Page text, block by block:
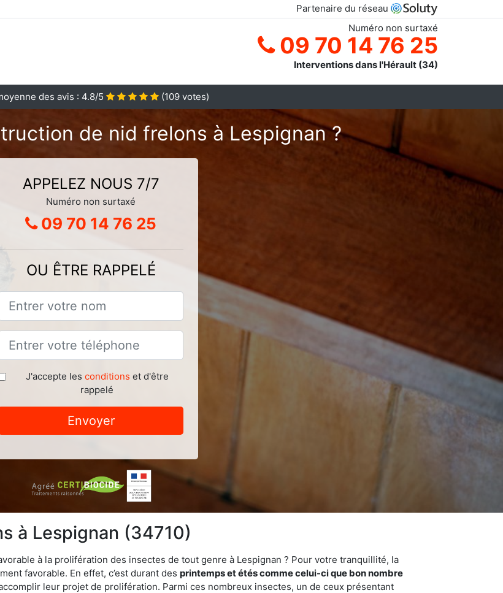
Partenaire du réseau
Numéro non surtaxé
09 70 14 76 25
Interventions dans l'Hérault (34)
des avis : 4.8/5 (109 votes)
de nid frelons à Lespignan ?
APPELEZ NOUS 7/7
Numéro non surtaxé
09 70 14 76 25
OU ÊTRE RAPPELÉ
J'accepte les conditions et d'être
rappelé
Envoyer
à Lespignan (34710)
à la prolifération des insectes de tout genre à Lespignan ? Pour votre tranquillité, la
favorable. En effet, c’est durant des printemps et étés comme celui-ci que bon nombre
leur projet de prolifération. Parmi ces nombreux insectes, un de ceux présentant